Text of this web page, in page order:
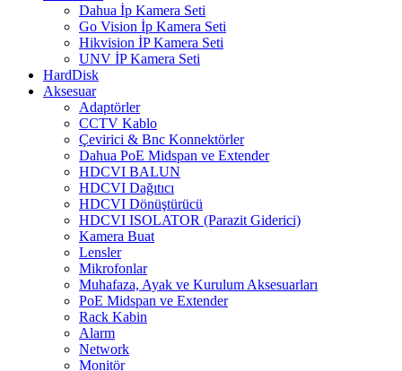
Dahua İp Kamera Seti
Go Vision İp Kamera Seti
Hikvision İP Kamera Seti
UNV İP Kamera Seti
HardDisk
Aksesuar
Adaptörler
CCTV Kablo
Çevirici & Bnc Konnektörler
Dahua PoE Midspan ve Extender
HDCVI BALUN
HDCVI Dağıtıcı
HDCVI Dönüştürücü
HDCVI ISOLATOR (Parazit Giderici)
Kamera Buat
Lensler
Mikrofonlar
Muhafaza, Ayak ve Kurulum Aksesuarları
PoE Midspan ve Extender
Rack Kabin
Alarm
Network
Monitör